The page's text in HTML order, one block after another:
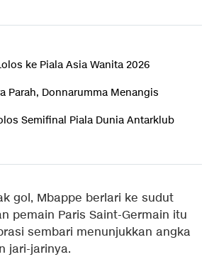
ke Piala Asia Wanita 2026
Parah, Donnarumma Menangis
Semifinal Piala Dunia Antarklub
gol, Mbappe berlari ke sudut
pemain Paris Saint-Germain itu
sembari menunjukkan angka
jari-jarinya.